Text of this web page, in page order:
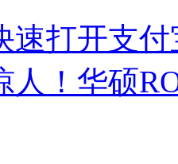
速打开支
人！华硕